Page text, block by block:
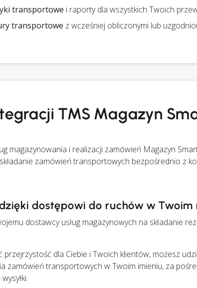
transportowe i raporty dla wszystkich Twoich
transportowe z wcześniej obliczonymi lub
TMS Magazyn
magazynowania i realizacji zamówień Magazyn
zamówień transportowych bezpośrednio z
dostępowi do ruchów w
dostawcy usług magazynowych na składanie
przejrzystość dla Ciebie i Twoich klientów, możesz
zamówień transportowych w Twoim imieniu, za